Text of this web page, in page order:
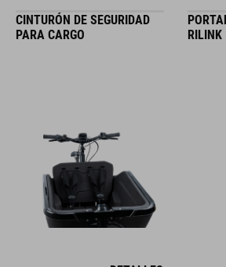
CINTURÓN DE SEGURIDAD
PARA CARGO
RILINK